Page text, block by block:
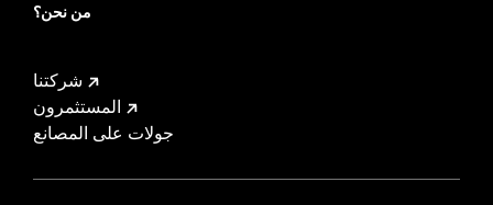
من نحن؟
شركتنا
المستثمرون
جولات على المصانع